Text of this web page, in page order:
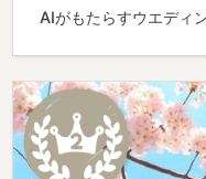
AIがもたらすウエディ